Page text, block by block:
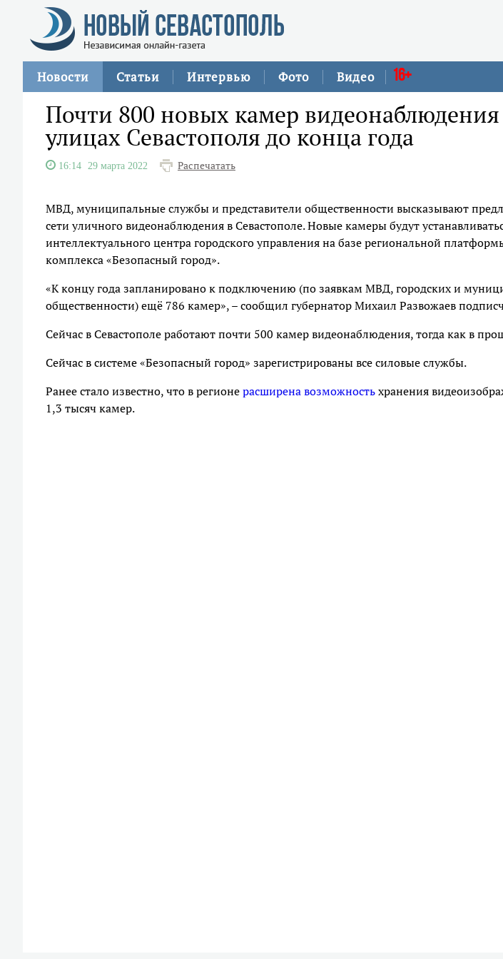
Новости Статьи Интервью Фото Видео 16+
Почти 800 новых камер видеонаблюдения
улицах Севастополя до конца года
16:14 29 марта 2022 Распечатать
МВД, муниципальные службы и представители общественности высказывают
сети уличного видеонаблюдения в Севастополе. Новые камеры будут
интеллектуального центра городского управления на базе региональной
комплекса «Безопасный город».
«К концу года запланировано к подключению (по заявкам МВД, городских и
общественности) ещё 786 камер», – сообщил губернатор Михаил Развожаев
Сейчас в Севастополе работают почти 500 камер видеонаблюдения, тогда как в
Сейчас в системе «Безопасный город» зарегистрированы все силовые службы.
Ранее стало известно, что в регионерасширена возможностьхранения
1,3 тысяч камер.